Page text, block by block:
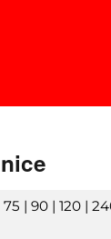
| 90 | 120 |